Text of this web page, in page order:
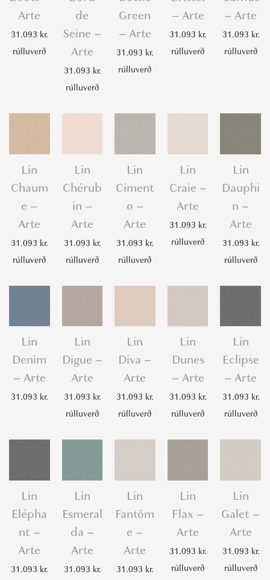
Arte
31.093 kr.
rúlluverð
de
Seine –
Arte
31.093 kr.
rúlluverð
Green
– Arte
31.093 kr.
rúlluverð
– Arte
31.093 kr.
rúlluverð
– Arte
31.093 kr.
rúlluverð
Lin
Chaum
e –
Arte
31.093 kr.
rúlluverð
Lin
Chérub
in –
Arte
31.093 kr.
rúlluverð
Lin
Ciment
o –
Arte
31.093 kr.
rúlluverð
Lin
Craie –
Arte
31.093 kr.
rúlluverð
Lin
Dauphi
n –
Arte
31.093 kr.
rúlluverð
Lin
Denim
– Arte
31.093 kr.
Lin
Digue –
Arte
31.093 kr.
rúlluverð
Lin
Diva –
Arte
31.093 kr.
rúlluverð
Lin
Dunes
– Arte
31.093 kr.
rúlluverð
Lin
Eclipse
– Arte
31.093 kr.
rúlluverð
Lin
Elépha
nt –
Arte
31.093 kr.
Lin
Esmeral
da –
Arte
31.093 kr.
Lin
Fantôm
e –
Arte
31.093 kr.
Lin
Flax –
Arte
31.093 kr.
rúlluverð
Lin
Galet –
Arte
31.093 kr.
rúlluverð